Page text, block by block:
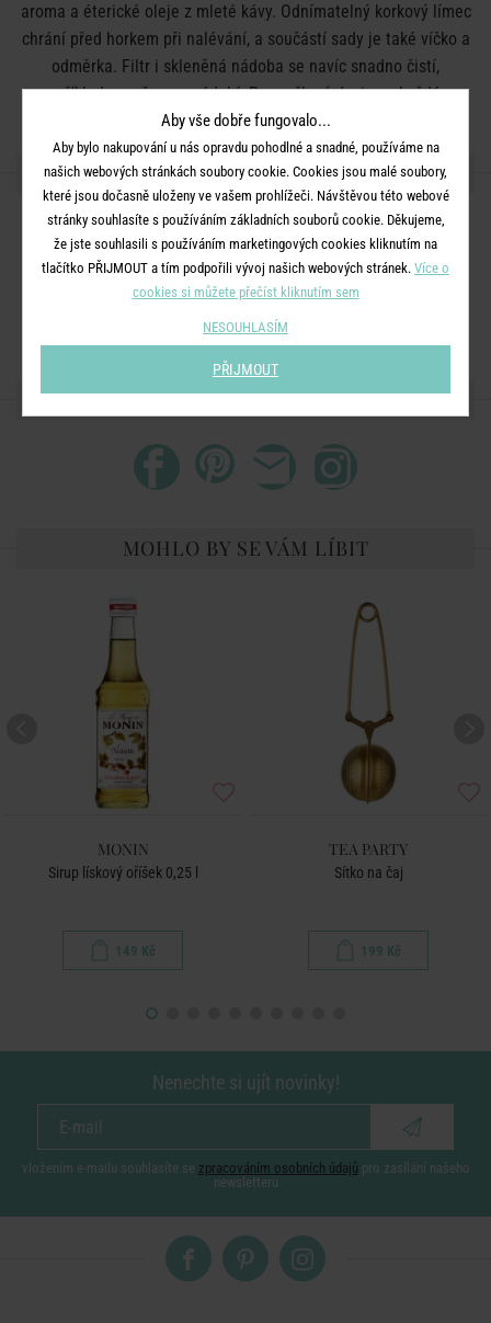
aroma a éterické oleje z mleté kávy. Odnímatelný korkový límec
chrání před horkem při nalévání, a součástí sady je také víčko a
odměrka. Filtr i skleněná nádoba se navíc snadno čistí,
například v myčce na nádobí. Promyšlený design v každém
detailu. K dispozici i v jiné velikosti.
DETAILY PRODUKTU
Rozměry:průměr 17 x V 22 cm
Objem:1 l
borosilikátové sklo, silikon, nerezová ocel, plast
Další informace:Vhodné do myčky nádobí.
SDÍLEJTE S PŘÁTELI
MOHLO BY SE VÁM LÍBIT
MONIN
Sirup lískový oříšek 0,25 l
149 Kč
TEA PARTY
Sítko na čaj
199 Kč
Nenechte si ujít novinky!
vložením e-mailu souhlasíte se zpracováním osobních údajů pro zasílání našeho
newsletteru
Aby vše dobře fungovalo...
Aby bylo nakupování u nás opravdu pohodlné a snadné, používáme na
našich webových stránkách soubory cookie. Cookies jsou malé soubory,
které jsou dočasně uloženy ve vašem prohlížeči. Návštěvou této webové
stránky souhlasíte s používáním základních souborů cookie. Děkujeme,
že jste souhlasili s používáním marketingových cookies kliknutím na
tlačítko PŘIJMOUT a tím podpořili vývoj našich webových stránek. Více o
cookies si můžete přečíst kliknutím sem
NESOUHLASÍM
PŘIJMOUT